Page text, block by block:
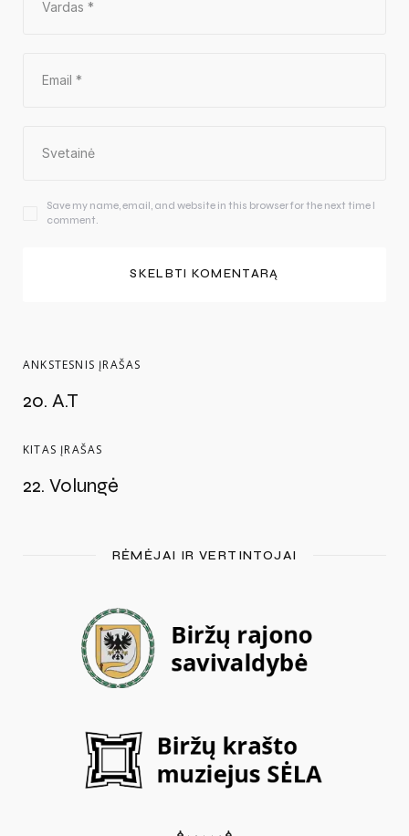
Save my name, email, and website in this browser for the next time I
comment.
ANKSTESNIS ĮRAŠAS
20. A.T
KITAS ĮRAŠAS
22. Volungė
RĖMĖJAI IR VERTINTOJAI